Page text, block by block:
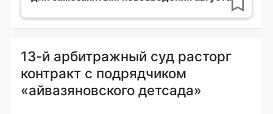
13-й арбитражный суд расторг
контракт с подрядчиком
«айвазяновского детсада»